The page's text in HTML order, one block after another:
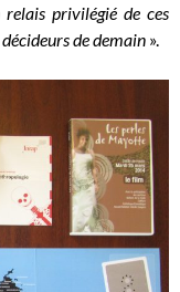
privilégié de ces
de demain ».